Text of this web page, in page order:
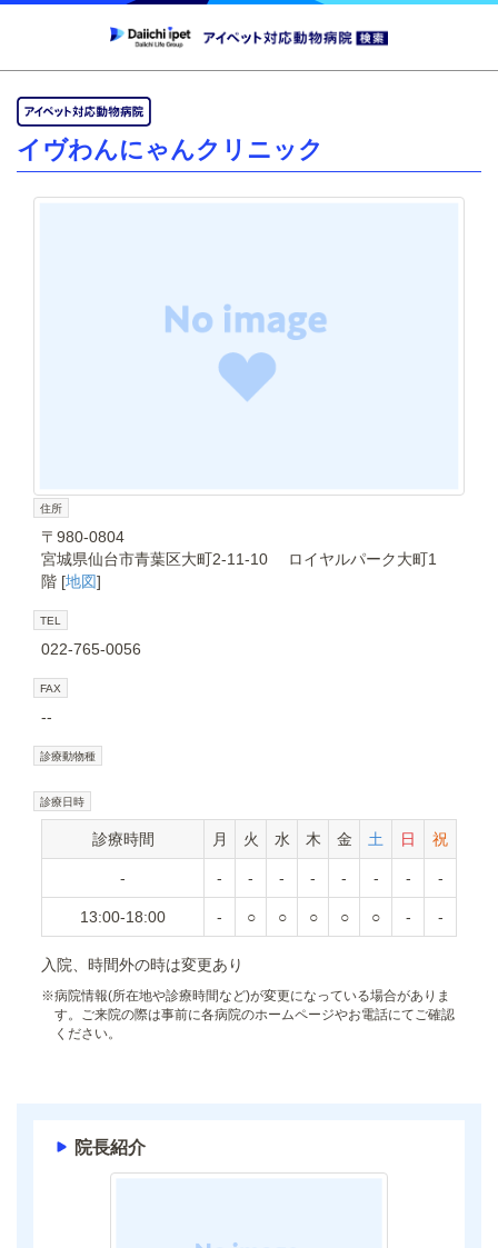
イヴわんにゃんクリニック
住所
〒980-0804
宮城県仙台市青葉区大町2-11-10 ロイヤルパーク大町1
階 [地図]
TEL
022-765-0056
FAX
--
診療動物種
診療日時
診療時間 月 火 水 木 金 土 日 祝
- - - - - - - - -
13:00-18:00 - ○ ○ ○ ○ ○ - -
入院、時間外の時は変更あり
※病院情報(所在地や診療時間など)が変更になっている場合がありま
す。ご来院の際は事前に各病院のホームページやお電話にてご確認
ください。
院長紹介